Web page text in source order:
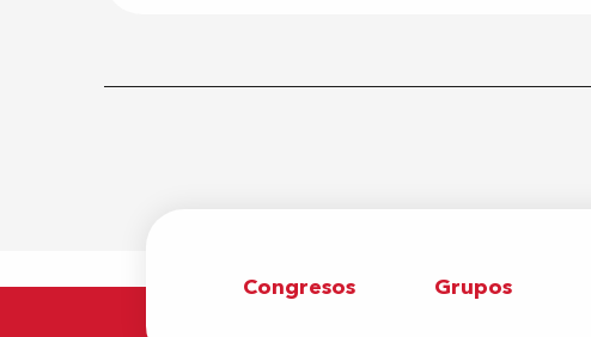
Congresos Grupos